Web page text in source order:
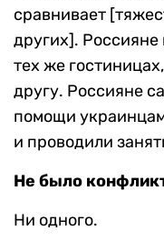
сравнивает
других].
тех же
другу. Россияне
помощи
и проводили
Не было
Ни одного.